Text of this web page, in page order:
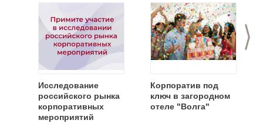
>
Исследование
российского рынка
корпоративных
мероприятий
Корпоратив под
ключ в загородном
отеле "Волга"